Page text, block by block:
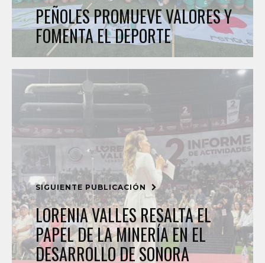
PEÑOLES PROMUEVE VALORES Y
FOMENTA EL DEPORTE
SIGUIENTE PUBLICACIÓN
LORENIA VALLES RESALTA EL
PAPEL DE LA MINERÍA EN EL
DESARROLLO DE SONORA